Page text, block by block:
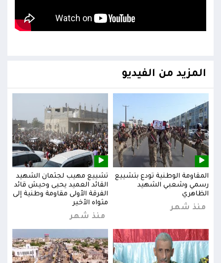
المزيد من الفيديو
المقاومة الوطنية تودع بتشييع
رسمي وشعبي الشهيد
الظاهري
منذ شهر
تشييع مهيب لجثمان الشهيد
القائد العميد يحيى وحيش قائد
الفرقة الأولى مقاومة وطنية إلى
مثواه الأخير
منذ شهر